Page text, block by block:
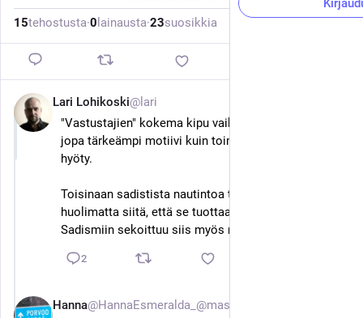
15tehostusta·0 lainausta·23suosikkia
Lari Lohikoski@lari
"Vastustajien" kokema kipu vaikutaa olevan toisinaan
jopa tärkeämpi motiivi kuin toimien kautta saavutettu
hyöty.
Toisinaan sadistista nautintoa tavoitellaan jopa
huolimatta siitä, että se tuottaa kipua itsellekin.
Sadismiin sekoittuu siis myös masokismia.
2
Hanna@HannaEsmeralda_@masto.ai